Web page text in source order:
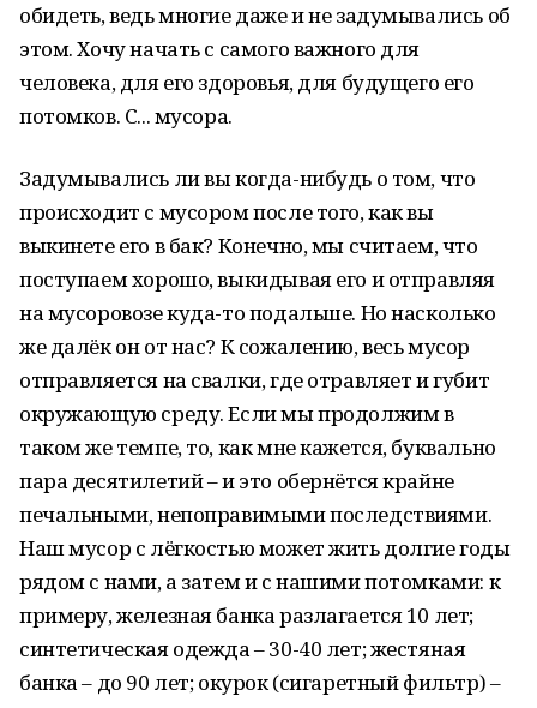
обидеть, ведь многие даже и не задумывались об
этом. Хочу начать с самого важного для
человека, для его здоровья, для будущего его
потомков. С... мусора.
Задумывались ли вы когда-нибудь о том, что
происходит с мусором после того, как вы
выкинете его в бак? Конечно, мы считаем, что
поступаем хорошо, выкидывая его и отправляя
на мусоровозе куда-то подальше. Но насколько
же далёк он от нас? К сожалению, весь мусор
отправляется на свалки, где отравляет и губит
окружающую среду. Если мы продолжим в
таком же темпе, то, как мне кажется, буквально
пара десятилетий – и это обернётся крайне
печальными, непоправимыми последствиями.
Наш мусор с лёгкостью может жить долгие годы
рядом с нами, а затем и с нашими потомками: к
примеру, железная банка разлагается 10 лет;
синтетическая одежда – 30-40 лет; жестяная
банка – до 90 лет; окурок (сигаретный фильтр) –